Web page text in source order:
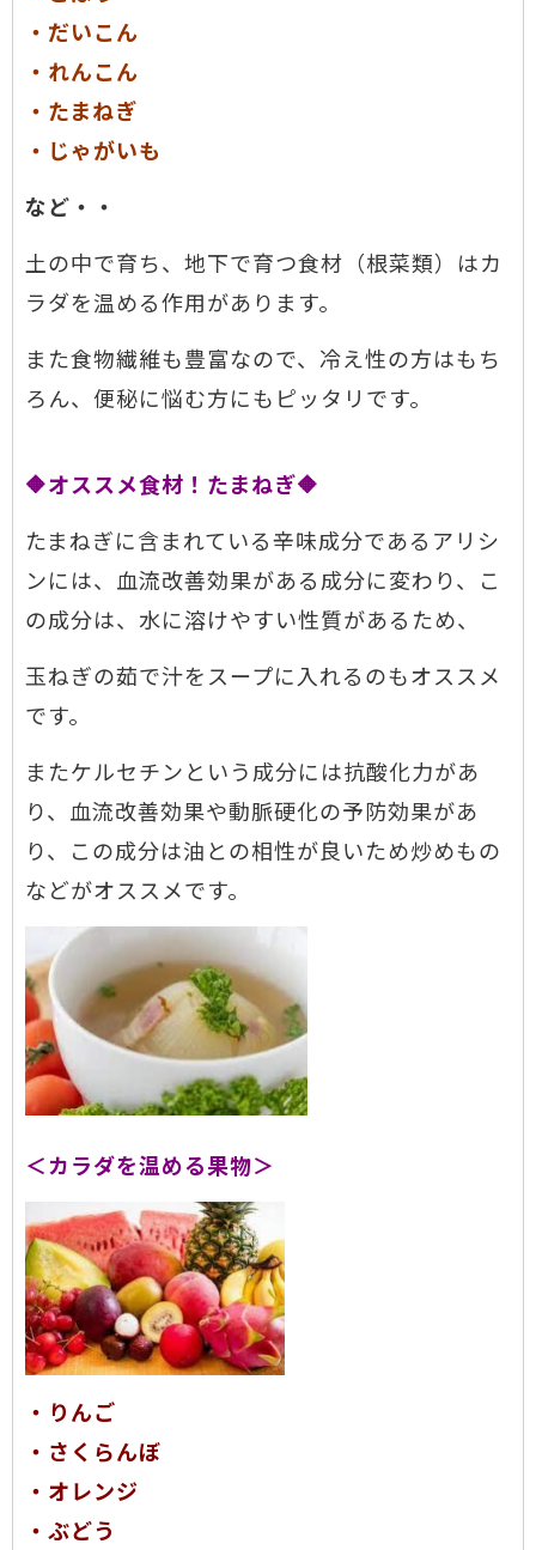
・だいこん
・れんこん
・たまねぎ
・じゃがいも
など・・
土の中で育ち、地下で育つ食材（根菜類）はカ
ラダを温める作用があります。
また食物繊維も豊富なので、冷え性の方はもち
ろん、便秘に悩む方にもピッタリです。
🔶オススメ食材！たまねぎ🔶
たまねぎに含まれている辛味成分であるアリシ
ンには、血流改善効果がある成分に変わり、こ
の成分は、水に溶けやすい性質があるため、
玉ねぎの茹で汁をスープに入れるのもオススメ
です。
またケルセチンという成分には抗酸化力があ
り、血流改善効果や動脈硬化の予防効果があ
り、この成分は油との相性が良いため炒めもの
などがオススメです。
＜カラダを温める果物＞
・りんご
・さくらんぼ
・オレンジ
・ぶどう